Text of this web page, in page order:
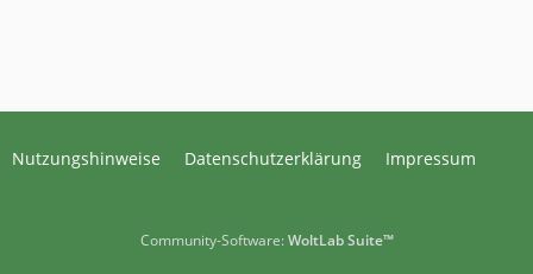
Nutzungshinweise Datenschutzerklärung Impressum
Community-Software:WoltLab Suite™